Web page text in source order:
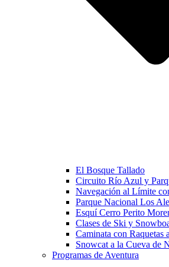
El Bosque Tallado
Circuito Río Azul y
Navegación al Límite
Parque Nacional Los
Esquí Cerro Perito
Clases de Ski y
Caminata con Raquetas
Snowcat a la Cueva de
Programas de Aventura